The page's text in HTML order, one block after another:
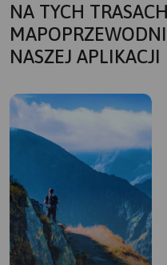
NA TYCH
NASZEJ APLIKACJI